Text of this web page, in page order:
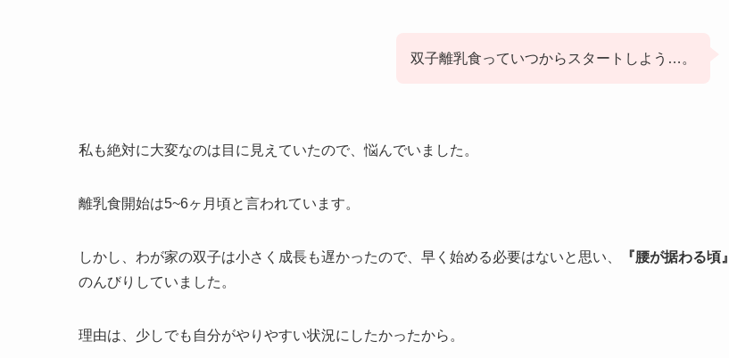
双子離乳食っていつからスタートしよう…。
私も絶対に大変なのは目に見えていたので、悩んでいました。
離乳食開始は5~6ヶ月頃と言われています。
しかし、わが家の双子は小さく成長も遅かったので、早く始める必要はないと思い、 『腰が据わる頃』
のんびりしていました。
理由は、少しでも自分がやりやすい状況にしたかったから。